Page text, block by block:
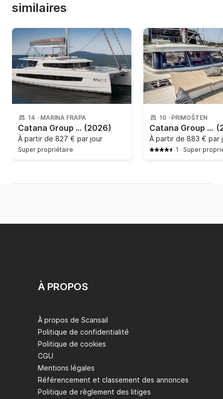
similaires
14 · MARINA FRAPA
Catana Group - Bali 5.2 - 6 + 2 cab. (2026)
À partir de 827 € par jour
Super propriétaire
10 · PRIMOŠTEN
Catana Group - Bali Catspace
À partir de 883 € par
1 · Super
À PROPOS
À propos de Scansail
Politique de confidentialité
Politique de cookies
CGU
Mentions légales
Référencement et classement des annonces
Politique de règlement des litiges